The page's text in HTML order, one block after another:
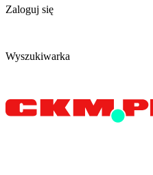
Zaloguj się
Wyszukiwarka